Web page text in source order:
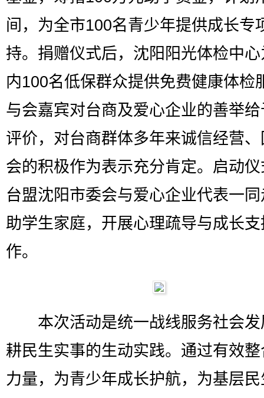
间，为全市100名青少年提供成长专
持。捐赠仪式后，沈阳阳光体检中
内100名低保群众提供免费健康体检
与会嘉宾对台商及爱心企业的善举
评价，对台商群体多年来诚信经营
会的积极作为表示充分肯定。启动
台盟沈阳市委会与爱心企业代表一
助学生家庭，开展心理疏导与成长
作。
本次活动是统一战线服务社会发
耕民生实事的生动实践。通过有效
力量，为青少年成长护航，为基层